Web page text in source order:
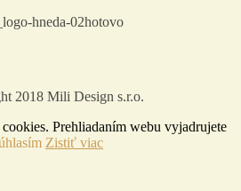
2018 Mili Design s.r.o.
Prehliadaním webu vyjadrujete
Zistiť viac